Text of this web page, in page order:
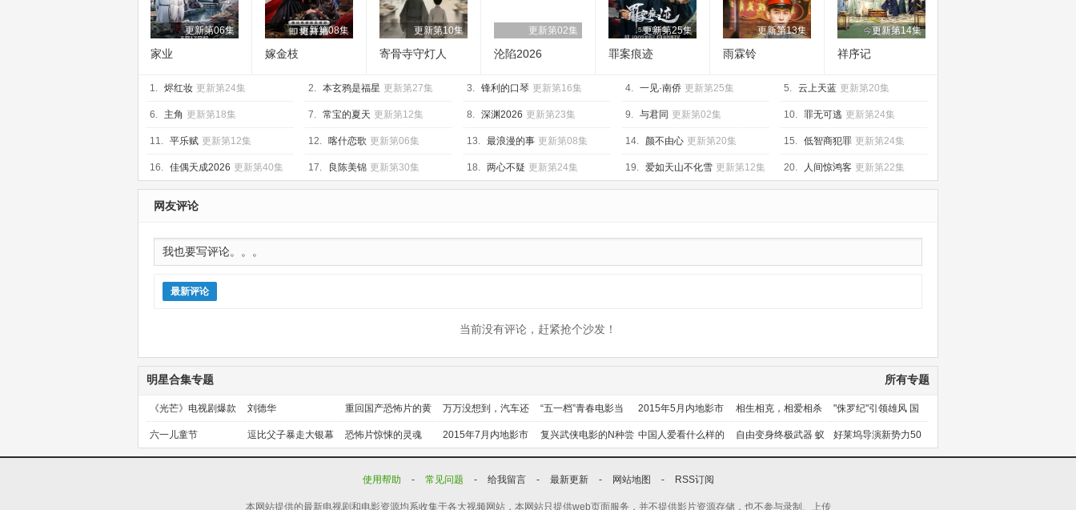
更新第06集
家业
更新第08集
嫁金枝
更新第10集
寄骨寺守灯人
更新第02集
沦陷2026
更新第25集
罪案痕迹
更新第13集
雨霖铃
更新第14集
祥序记
1. 烬红妆 更新第24集 2. 本玄鸦是福星 更新第27集 3. 锋利的口琴 更新第16集 4. 一见·南侨 更新第25集 5. 云上天蓝 更新第20集
6. 主角 更新第18集 7. 常宝的夏天 更新第12集 8. 深渊2026 更新第23集 9. 与君同 更新第02集 10. 罪无可逃 更新第24集
11. 平乐赋 更新第12集 12. 喀什恋歌 更新第06集 13. 最浪漫的事 更新第08集 14. 颜不由心 更新第20集 15. 低智商犯罪 更新第24集
16. 佳偶天成2026 更新第40集 17. 良陈美锦 更新第30集 18. 两心不疑 更新第24集 19. 爱如天山不化雪 更新第12集 20. 人间惊鸿客 更新第22集
网友评论
最新评论
当前没有评论，赶紧抢个沙发！
所有专题
明星合集专题
《光芒》电视剧爆款
预定！
刘德华 重回国产恐怖片的黄
金时代
万万没想到，汽车还
能干这个？
“五一档”青春电影当
道
2015年5月内地影市
前瞻
相生相克，相爱相杀 "侏罗纪"引领雄风 国
产片下旬逆袭
六一儿童节 逗比父子暴走大银幕 恐怖片惊悚的灵魂 2015年7月内地影市
前瞻
复兴武侠电影的N种尝
试
中国人爱看什么样的
喜剧？
自由变身终极武器 蚁
人能力使用者大盘点
好莱坞导演新势力50
人上篇
使用帮助
- 常见问题 - 给我留言 - 最新更新 - 网站地图 - RSS订阅
本网站提供的最新电视剧和电影资源均系收集于各大视频网站，本网站只提供web页面服务，并不提供影片资源存储，也不参与录制、上传